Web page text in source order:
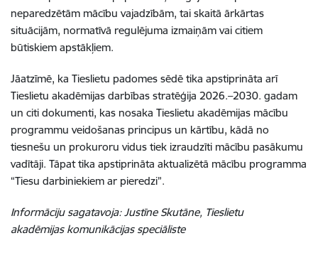
neparedzētām mācību vajadzībām, tai skaitā ārkārtas
situācijām, normatīvā regulējuma izmaiņām vai citiem
būtiskiem apstākļiem.
Jāatzīmē, ka Tieslietu padomes sēdē tika apstiprināta arī
Tieslietu akadēmijas darbības stratēģija 2026.–2030. gadam
un citi dokumenti, kas nosaka Tieslietu akadēmijas mācību
programmu veidošanas principus un kārtību, kādā no
tiesnešu un prokuroru vidus tiek izraudzīti mācību pasākumu
vadītāji. Tāpat tika apstiprināta aktualizētā mācību programma
“Tiesu darbiniekiem ar pieredzi”.
Informāciju sagatavoja: Justīne Skutāne, Tieslietu
akadēmijas komunikācijas speciāliste